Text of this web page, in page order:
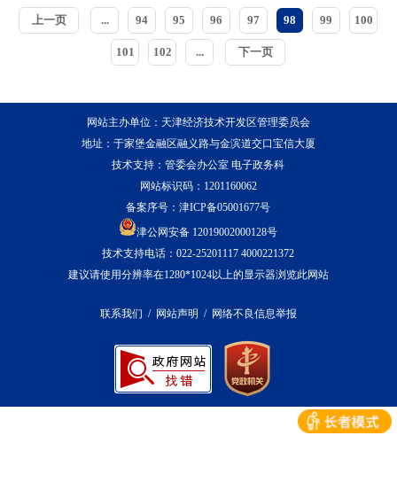
上一页 ... 94 95 96 97 98 99 100
101 102 ... 下一页
网站主办单位：天津经济技术开发区管理委员会
地址：于家堡金融区融义路与金滨道交口宝信大厦
技术支持：管委会办公室 电子政务科
网站标识码：1201160062
备案序号：津ICP备05001677号
津公网安备 12019002000128号
技术支持电话：022-25201117 4000221372
建议请使用分辨率在1280*1024以上的显示器浏览此网站
联系我们 / 网站声明 / 网络不良信息举报